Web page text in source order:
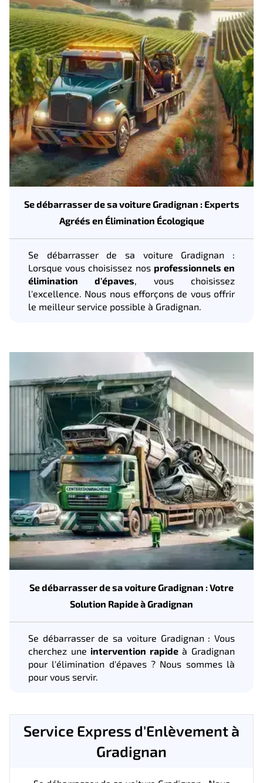
Se débarrasser de sa voiture Gradignan : Experts
Agréés en Élimination Écologique
Se débarrasser de sa voiture Gradignan :
Lorsque vous choisissez nos professionnels en
élimination d'épaves, vous choisissez
l'excellence. Nous nous efforçons de vous offrir
le meilleur service possible à Gradignan.
Se débarrasser de sa voiture Gradignan : Votre
Solution Rapide à Gradignan
Se débarrasser de sa voiture Gradignan : Vous
cherchez une intervention rapideà Gradignan
pour l'élimination d'épaves ? Nous sommes là
pour vous servir.
Service Express d'Enlèvement à
Gradignan